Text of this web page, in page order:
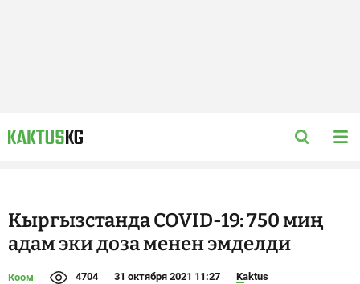
Кыргызстанда COVID-19: 750 миң
адам эки доза менен эмделди
Коом 4704 31 октября 2021 11:27 Kaktus